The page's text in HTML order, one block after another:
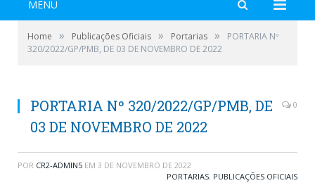
MENU
Home » Publicações Oficiais » Portarias »
PORTARIA Nº
320/2022/GP/PMB, DE 03 DE NOVEMBRO DE 2022
PORTARIA Nº 320/2022/GP/PMB, DE
03 DE NOVEMBRO DE 2022
0
POR CR2-ADMIN5 EM 3 DE NOVEMBRO DE 2022
PORTARIAS, PUBLICAÇÕES OFICIAIS